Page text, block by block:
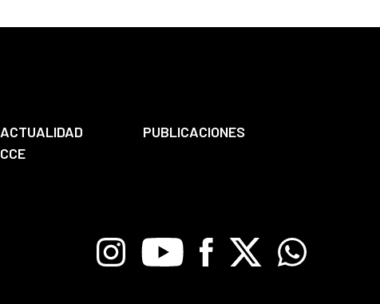
ACTUALIDAD
PUBLICACIONES
CCE
InstagramYoutube Facebook
X Whatsapp